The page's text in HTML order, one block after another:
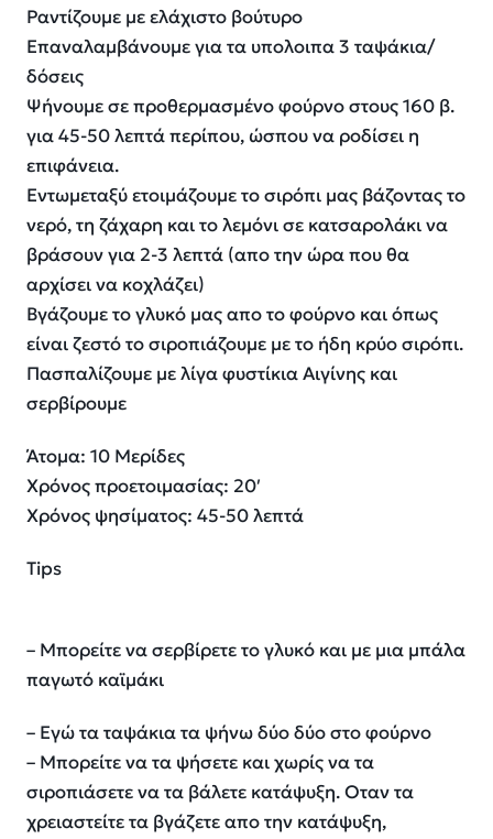
Ραντίζουμε με ελάχιστο βούτυρο
Επαναλαμβάνουμε για τα υπολοιπα 3 ταψάκια/
δόσεις
Ψήνουμε σε προθερμασμένο φούρνο στους 160 β.
για 45-50 λεπτά περίπου, ώσπου να ροδίσει η
επιφάνεια.
Εντωμεταξύ ετοιμάζουμε το σιρόπι μας βάζοντας το
νερό, τη ζάχαρη και το λεμόνι σε κατσαρολάκι να
βράσουν για 2-3 λεπτά (απο την ώρα που θα
αρχίσει να κοχλάζει)
Βγάζουμε το γλυκό μας απο το φούρνο και όπως
είναι ζεστό το σιροπιάζουμε με το ήδη κρύο σιρόπι.
Πασπαλίζουμε με λίγα φυστίκια Αιγίνης και
σερβίρουμε
Άτομα: 10 Μερίδες
Χρόνος προετοιμασίας: 20′
Χρόνος ψησίματος: 45-50 λεπτά
Tips
– Μπορείτε να σερβίρετε το γλυκό και με μια μπάλα
παγωτό καϊμάκι
– Εγώ τα ταψάκια τα ψήνω δύο δύο στο φούρνο
– Μπορείτε να τα ψήσετε και χωρίς να τα
σιροπιάσετε να τα βάλετε κατάψυξη. Οταν τα
χρειαστείτε τα βγάζετε απο την κατάψυξη,